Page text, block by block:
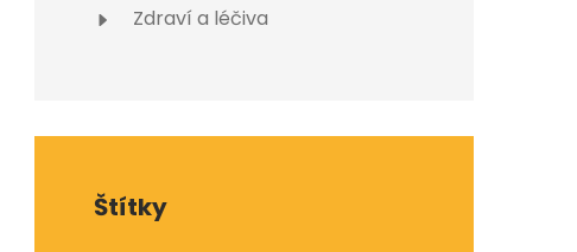
Zdraví a léčiva
Štítky